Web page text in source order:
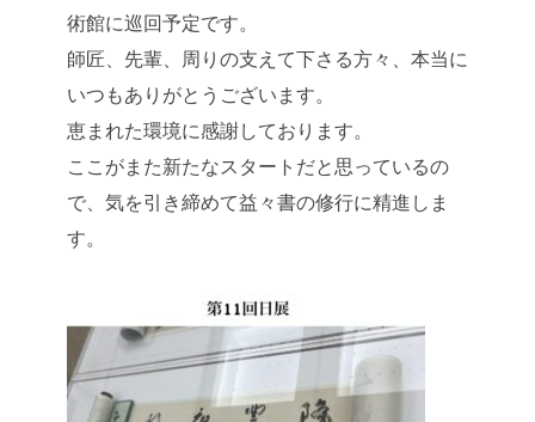
術館に巡回予定です。
師匠、先輩、周りの支えて下さる方々、本当に
いつもありがとうございます。
恵まれた環境に感謝しております。
ここがまた新たなスタートだと思っているの
で、気を引き締めて益々書の修行に精進しま
す。